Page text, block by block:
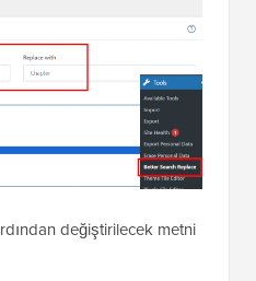
değiştirilecek metni